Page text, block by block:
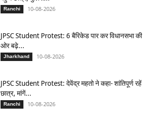
Ranchi 10-08-2026
JPSC Student Protest: 6 बैरिकेड पार कर विधानसभा की
ओर बढ़े...
Jharkhand 10-08-2026
JPSC Student Protest: देवेंद्र महतो ने कहा- शांतिपूर्ण रहें
छात्र, मांगें...
Ranchi 10-08-2026